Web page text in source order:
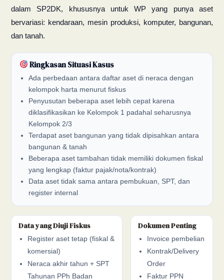
dalam SP2DK, khususnya untuk WP yang punya aset
bervariasi: kendaraan, mesin produksi, komputer, bangunan,
dan tanah.
Ringkasan Situasi Kasus
Ada perbedaan antara daftar aset di neraca dengan
kelompok harta menurut fiskus
Penyusutan beberapa aset lebih cepat karena
diklasifikasikan ke Kelompok 1 padahal seharusnya
Kelompok 2/3
Terdapat aset bangunan yang tidak dipisahkan antara
bangunan & tanah
Beberapa aset tambahan tidak memiliki dokumen fiskal
yang lengkap (faktur pajak/nota/kontrak)
Data aset tidak sama antara pembukuan, SPT, dan
register internal
Data yang Diuji Fiskus
Register aset tetap (fiskal &
komersial)
Neraca akhir tahun + SPT
Tahunan PPh Badan
Dokumen Penting
Invoice pembelian
Kontrak/Delivery
Order
Faktur PPN